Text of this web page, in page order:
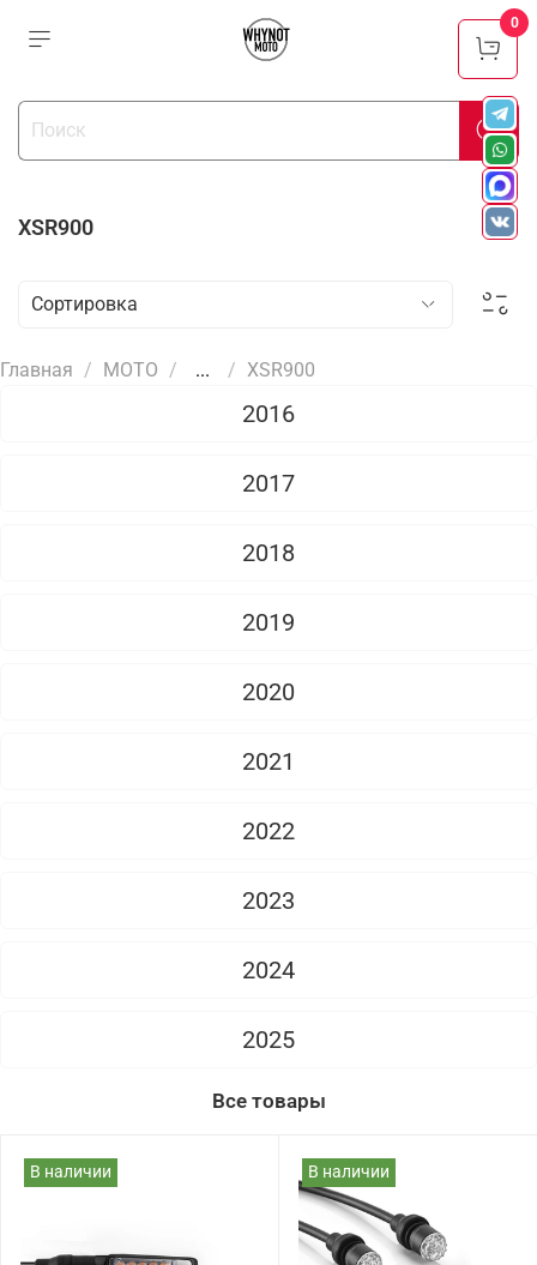
XSR900
Главная МОТО ... XSR900
2016
2017
2018
2019
2020
2021
2022
2023
2024
2025
Все товары
В наличии В наличии
0